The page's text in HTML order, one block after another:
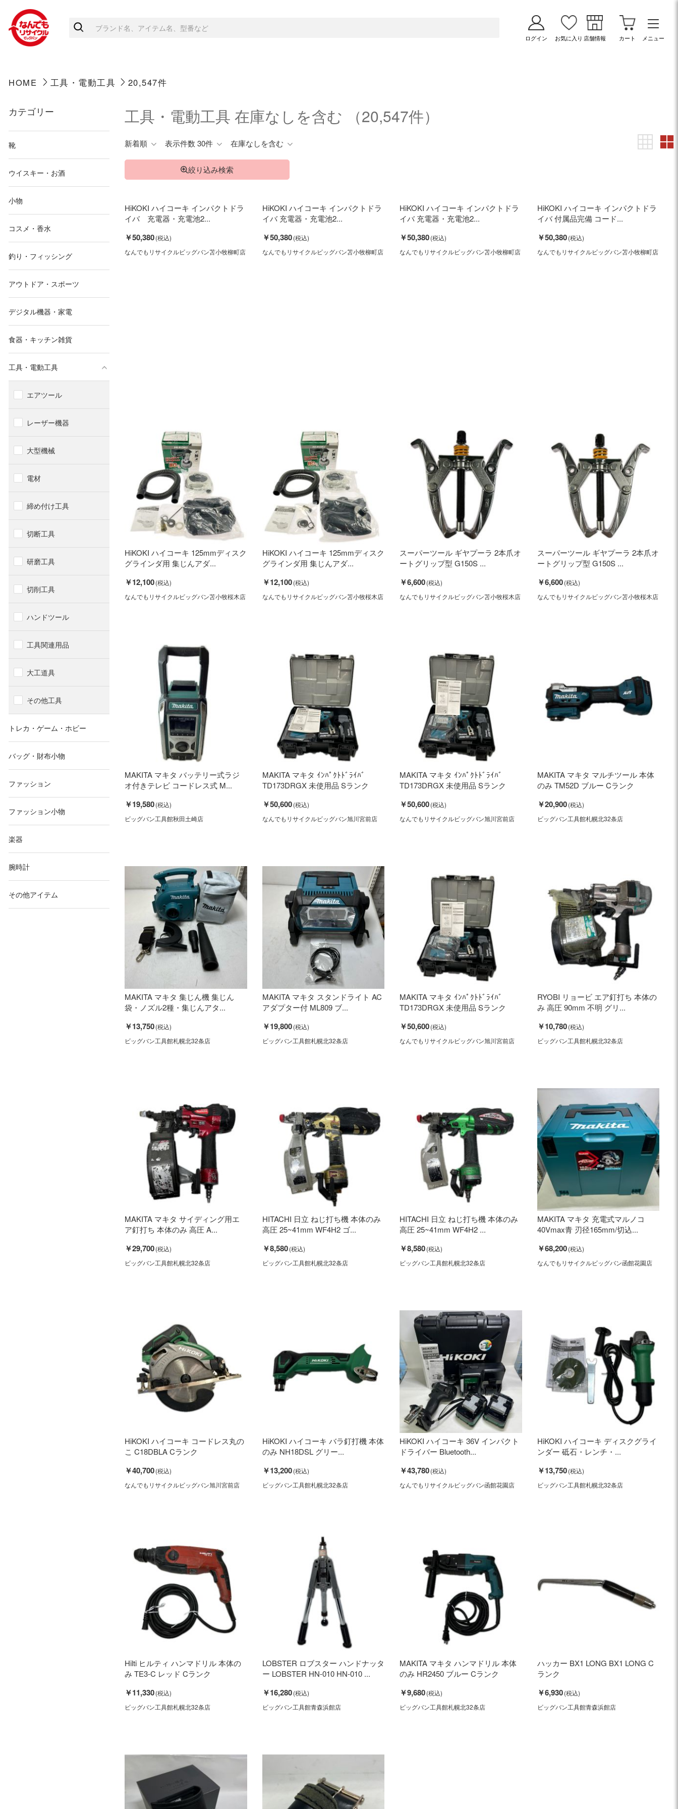
ログイン お気に入り 店舗情報 カート メニュー
HOME 工具・電動工具 20,547件
カテゴリー
靴
ウイスキー・お酒
小物
コスメ・香水
釣り・フィッシング
アウトドア・スポーツ
デジタル機器・家電
食器・キッチン雑貨
工具・電動工具
エアツール
レーザー機器
大型機械
電材
締め付け工具
切断工具
研磨工具
切削工具
ハンドツール
工具関連用品
大工道具
その他工具
トレカ・ゲーム・ホビー
バッグ・財布小物
ファッション
ファッション小物
楽器
腕時計
その他アイテム
工具・電動工具 在庫なしを含む （20,547件）
新着順 表示件数 30件 在庫なしを含む
絞り込み検索
HiKOKI ハイコーキ インパクトドラ
イバ 充電器・充電池2...
￥50,380
なんでもリサイクルビッグバン苫小牧柳町店
HiKOKI ハイコーキ インパクトドラ
イバ 充電器・充電池2...
￥50,380
なんでもリサイクルビッグバン苫小牧柳町店
HiKOKI ハイコーキ インパクトドラ
イバ 充電器・充電池2...
￥50,380
なんでもリサイクルビッグバン苫小牧柳町店
HiKOKI ハイコーキ インパクトドラ
イバ 付属品完備 コード...
￥50,380
なんでもリサイクルビッグバン苫小牧柳町店
HiKOKI ハイコーキ 125mmディスク
グラインダ用 集じんアダ...
￥12,100
なんでもリサイクルビッグバン苫小牧桜木店
HiKOKI ハイコーキ 125mmディスク
グラインダ用 集じんアダ...
￥12,100
なんでもリサイクルビッグバン苫小牧桜木店
スーパーツール ギヤプーラ 2本爪オ
ートグリップ型 G150S ...
￥6,600
なんでもリサイクルビッグバン苫小牧桜木店
スーパーツール ギヤプーラ 2本爪オ
ートグリップ型 G150S ...
￥6,600
なんでもリサイクルビッグバン苫小牧桜木店
MAKITA マキタ バッテリー式ラジ
オ付きテレビ コードレス式 M...
￥19,580
ビッグバン工具館秋田土崎店
MAKITA マキタ ｲﾝﾊﾟｸﾄﾄﾞﾗｲﾊﾞ
TD173DRGX 未使用品 Sランク
￥50,600
なんでもリサイクルビッグバン旭川宮前店
MAKITA マキタ ｲﾝﾊﾟｸﾄﾄﾞﾗｲﾊﾞ
TD173DRGX 未使用品 Sランク
￥50,600
なんでもリサイクルビッグバン旭川宮前店
MAKITA マキタ マルチツール 本体
のみ TM52D ブルー Cランク
￥20,900
ビッグバン工具館札幌北32条店
MAKITA マキタ 集じん機 集じん
袋・ノズル2種・集じんアタ...
￥13,750
ビッグバン工具館札幌北32条店
MAKITA マキタ スタンドライト AC
アダプター付 ML809 ブ...
￥19,800
ビッグバン工具館札幌北32条店
MAKITA マキタ ｲﾝﾊﾟｸﾄﾄﾞﾗｲﾊﾞ
TD173DRGX 未使用品 Sランク
￥50,600
なんでもリサイクルビッグバン旭川宮前店
RYOBI リョービ エア釘打ち 本体の
み 高圧 90mm 不明 グリ...
￥10,780
ビッグバン工具館札幌北32条店
MAKITA マキタ サイディング用エ
ア釘打ち 本体のみ 高圧 A...
￥29,700
ビッグバン工具館札幌北32条店
HITACHI 日立 ねじ打ち機 本体のみ
高圧 25~41mm WF4H2 ゴ...
￥8,580
ビッグバン工具館札幌北32条店
HITACHI 日立 ねじ打ち機 本体のみ
高圧 25~41mm WF4H2 ...
￥8,580
ビッグバン工具館札幌北32条店
MAKITA マキタ 充電式マルノコ
40Vmax青 刃径165mm/切込...
￥68,200
なんでもリサイクルビッグバン函館花園店
HiKOKI ハイコーキ コードレス丸の
こ C18DBLA Cランク
￥40,700
なんでもリサイクルビッグバン旭川宮前店
HiKOKI ハイコーキ バラ釘打機 本体
のみ NH18DSL グリー...
￥13,200
ビッグバン工具館札幌北32条店
HiKOKI ハイコーキ 36V インパクト
ドライバー Bluetooth...
￥43,780
なんでもリサイクルビッグバン函館花園店
HiKOKI ハイコーキ ディスクグライ
ンダー 砥石・レンチ・...
￥13,750
ビッグバン工具館札幌北32条店
Hilti ヒルティ ハンマドリル 本体の
み TE3-C レッド Cランク
￥11,330
ビッグバン工具館札幌北32条店
LOBSTER ロブスター ハンドナッタ
ー LOBSTER HN-010 HN-010 ...
￥16,280
ビッグバン工具館青森浜館店
MAKITA マキタ ハンマドリル 本体
のみ HR2450 ブルー Cランク
￥9,680
ビッグバン工具館札幌北32条店
ハッカー BX1 LONG BX1 LONG C
ランク
￥6,930
ビッグバン工具館青森浜館店